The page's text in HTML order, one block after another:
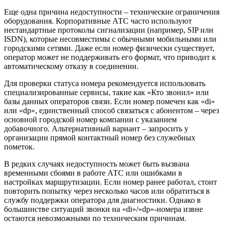
Еще одна причина недоступности – технические ограничения
оборудования. Корпоративные АТС часто используют
нестандартные протоколы сигнализации (например, SIP или
ISDN), которые несовместимы с обычными мобильными или
городскими сетями. Даже если номер физически существует,
оператор может не поддерживать его формат, что приводит к
автоматическому отказу в соединении.
Для проверки статуса номера рекомендуется использовать
специализированные сервисы, такие как «Кто звонил» или
базы данных операторов связи. Если номер помечен как «di»
или «dp», единственный способ связаться с абонентом – через
основной городской номер компании с указанием
добавочного. Альтернативный вариант – запросить у
организации прямой контактный номер без служебных
пометок.
В редких случаях недоступность может быть вызвана
временными сбоями в работе АТС или ошибками в
настройках маршрутизации. Если номер ранее работал, стоит
повторить попытку через несколько часов или обратиться в
службу поддержки оператора для диагностики. Однако в
большинстве ситуаций звонки на «di»/»dp»-номера извне
остаются невозможными по техническим причинам.